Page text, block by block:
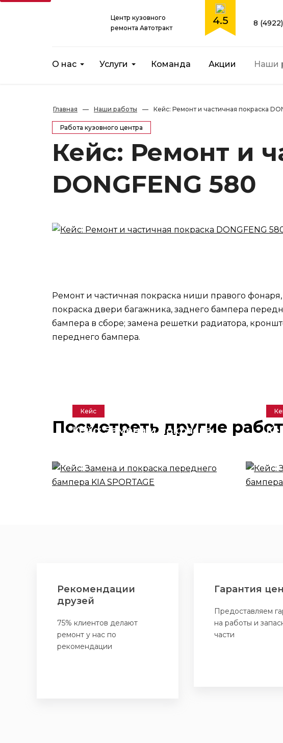
Центр кузовного
ремонта Автотракт
4.5 8
О нас Услуги Команда Акции Наши
Главная — Наши работы — Кейс: Ремонт и частичная покраска
Работа кузовного центра
Кейс: Ремонт и
DONGFENG 580
Ремонт и частичная покраска ниши правого
покраска двери багажника, заднего бампера
бампера в сборе; замена решетки радиатора,
переднего бампера.
Посмотреть другие
Кейс
Кейс: Замена и покраска
Рекомендации
друзей
75% клиентов делают
ремонт у нас по
рекомендации
Гарантия
Предоставляем
на работы и
части